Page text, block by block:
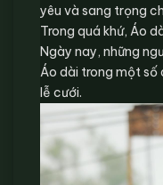
yêu và sang trọng
Trong quá khứ, Áo
Ngày nay, những
Áo dài trong một số
lễ cưới.